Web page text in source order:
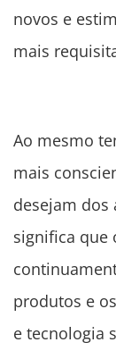
novos e
mais
Ao mesmo
mais
desejam dos
significa que
produtos e
e tecnologia